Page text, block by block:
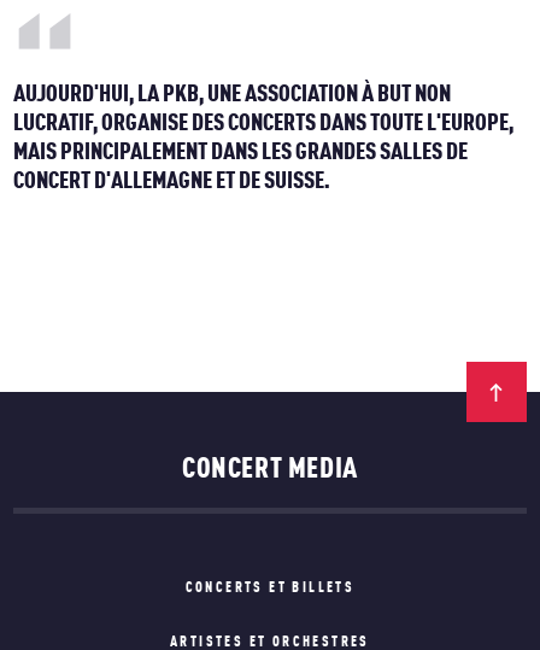
AUJOURD'HUI, LA PKB, UNE ASSOCIATION À BUT NON
LUCRATIF, ORGANISE DES CONCERTS DANS TOUTE L'EUROPE,
MAIS PRINCIPALEMENT DANS LES GRANDES SALLES DE
CONCERT D'ALLEMAGNE ET DE SUISSE.
CONCERT MEDIA
CONCERTS ET BILLETS
ARTISTES ET ORCHESTRES